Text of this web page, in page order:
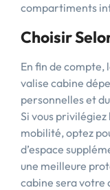
compartiments
Choisir
En fin de compte,
valise cabine
personnelles et
Si vous
mobilité, optez
d’espace
une meilleure
cabine sera votre